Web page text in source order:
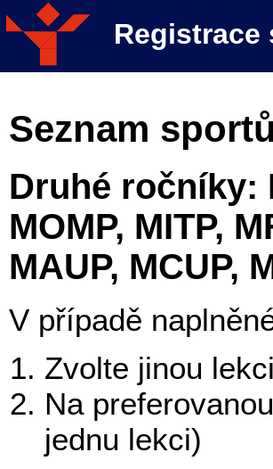
Registrace
Seznam
Druhé ročníky:
MOMP, MITP,
MAUP, MCUP,
V případě
Zvolte jinou
Na
jednu lekci)